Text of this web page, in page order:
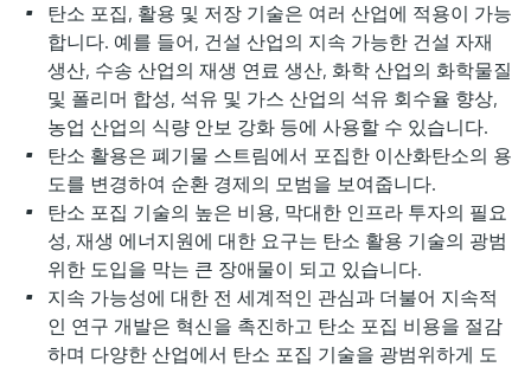
색하고 계기의 세부 사항, 도면 및 조립 매뉴
얼에 손쉽게 액세스해 보시기 바랍니다.
탄소 포집, 활용 및 저장 기술은 여러 산업에 적용이 가능
합니다. 예를 들어, 건설 산업의 지속 가능한 건설 자재
생산, 수송 산업의 재생 연료 생산, 화학 산업의 화학물질
및 폴리머 합성, 석유 및 가스 산업의 석유 회수율 향상,
농업 산업의 식량 안보 강화 등에 사용할 수 있습니다.
탄소 활용은 폐기물 스트림에서 포집한 이산화탄소의 용
도를 변경하여 순환 경제의 모범을 보여줍니다.
탄소 포집 기술의 높은 비용, 막대한 인프라 투자의 필요
성, 재생 에너지원에 대한 요구는 탄소 활용 기술의 광범
위한 도입을 막는 큰 장애물이 되고 있습니다.
지속 가능성에 대한 전 세계적인 관심과 더불어 지속적
인 연구 개발은 혁신을 촉진하고 탄소 포집 비용을 절감
하며 다양한 산업에서 탄소 포집 기술을 광범위하게 도